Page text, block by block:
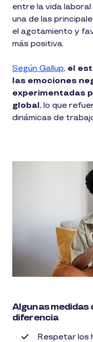
entre la vida
una de las
el agotamiento y
más positiva.
Según Gallup, el
las emociones
experimentadas
global, lo que
dinámicas de
Algunas medidas
diferencia
Respetar los